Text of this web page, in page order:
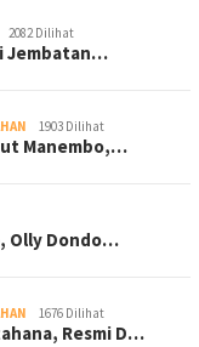
2082 Dilihat
Jembatan…
1903 Dilihat
Manembo,…
Olly Dondo…
1676 Dilihat
Resmi D…